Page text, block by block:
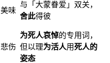
美味
与「大蒙眷爱」双关，
舍此得彼
悲伤
为死人哀悼的专用词，
但以理为活人用死人的
姿态